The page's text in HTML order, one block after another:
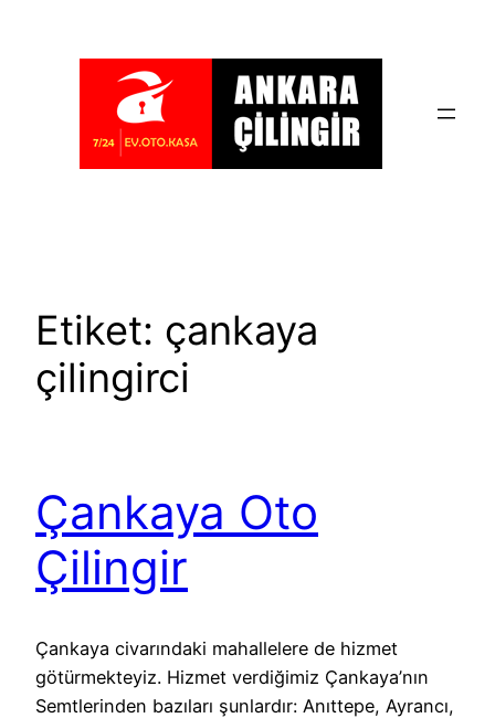
Etiket: çankaya
çilingirci
Çankaya Oto
Çilingir
Çankaya civarındaki mahallelere de hizmet
götürmekteyiz. Hizmet verdiğimiz Çankaya’nın
Semtlerinden bazıları şunlardır: Anıttepe, Ayrancı,